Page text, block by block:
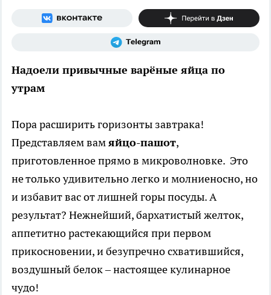
Надоели привычные варёные яйца по
утрам
Пора расширить горизонты завтрака!
Представляем вамяйцо-пашот,
приготовленное прямо в микроволновке. Это
не только удивительно легко и молниеносно, но
и избавит вас от лишней горы посуды. А
результат? Нежнейший, бархатистый желток,
аппетитно растекающийся при первом
прикосновении, и безупречно схватившийся,
воздушный белок – настоящее кулинарное
чудо!